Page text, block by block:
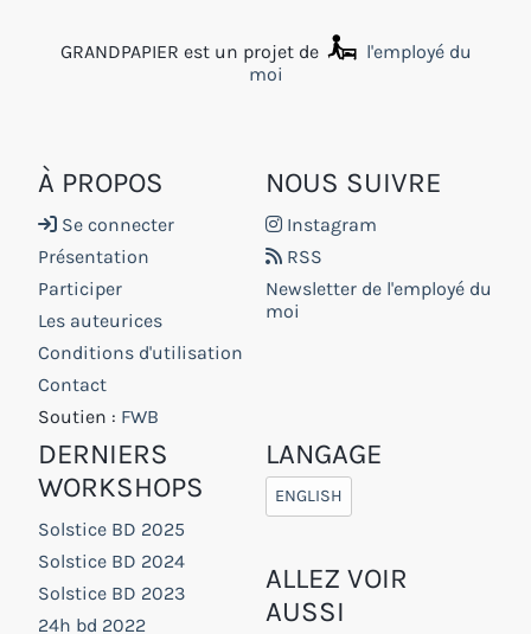
GRANDPAPIER est un projet de
l'employé du
moi
À PROPOS
Se connecter
Présentation
Participer
Les auteurices
Conditions d'utilisation
Contact
Soutien : FWB
NOUS SUIVRE
Instagram
RSS
Newsletter de l'employé du
moi
DERNIERS
WORKSHOPS
Solstice BD 2025
Solstice BD 2024
Solstice BD 2023
24h bd 2022
LANGAGE
ENGLISH
ALLEZ VOIR
AUSSI